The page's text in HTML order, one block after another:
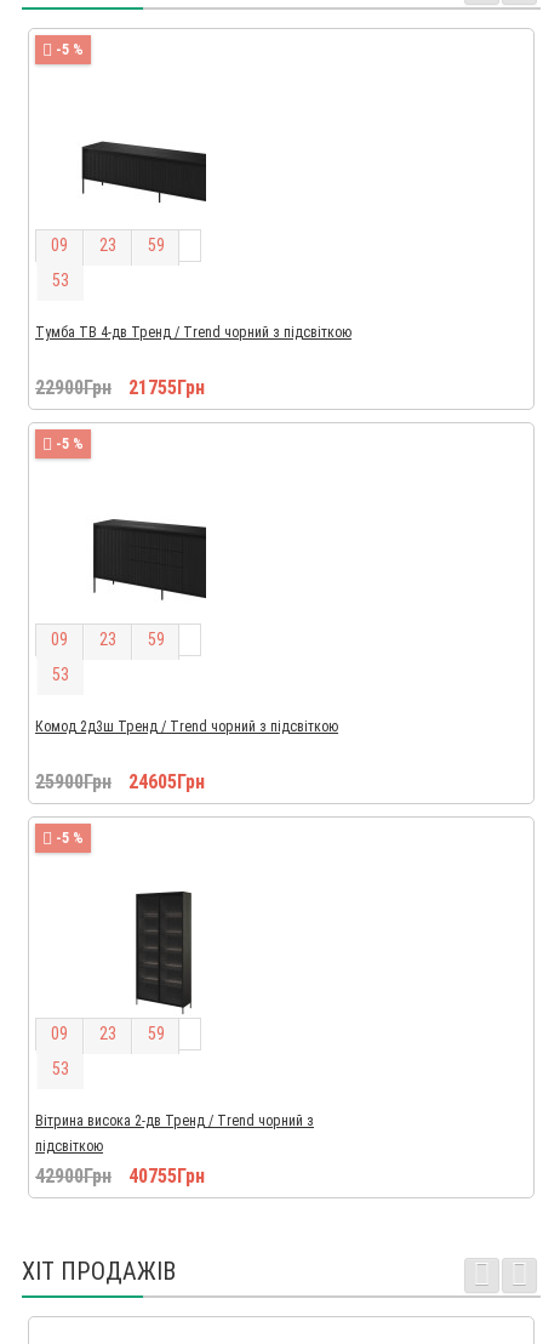
-5 %
09 23 59
52
Тумба ТВ 4-дв Тренд / Trend чорний з підсвіткою
22900Грн 21755Грн
-5 %
09 23 59
52
Комод 2д3ш Тренд / Trend чорний з підсвіткою
25900Грн 24605Грн
-5 %
09 23 59
52
Вітрина висока 2-дв Тренд / Trend чорний з
підсвіткою
42900Грн 40755Грн
ХІТ ПРОДАЖІВ